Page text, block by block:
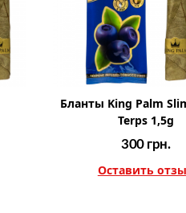
Бланты King Palm
Terps 1,5g
300 грн.
Оставить